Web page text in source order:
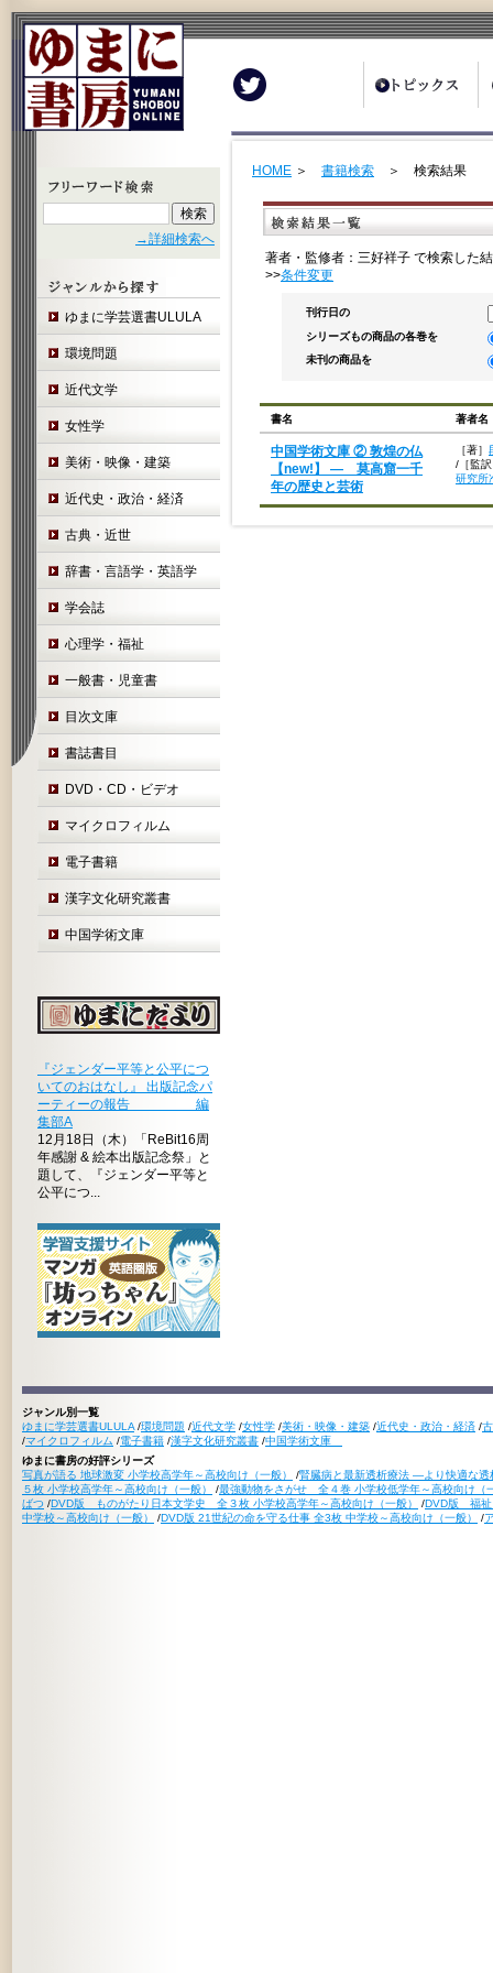
→詳細検索へ
ゆまに学芸選書ULULA
環境問題
近代文学
女性学
美術・映像・建築
近代史・政治・経済
古典・近世
辞書・言語学・英語学
学会誌
心理学・福祉
一般書・児童書
目次文庫
書誌書目
DVD・CD・ビデオ
マイクロフィルム
電子書籍
漢字文化研究叢書
中国学術文庫
『ジェンダー平等と公平につ
いてのおはなし』 出版記念パ
ーティーの報告 編
集部A
12月18日（木）「ReBit16周
年感謝 & 絵本出版記念祭」と
題して、『ジェンダー平等と
公平につ...
HOME ＞ 書籍検索 ＞ 検索結果
著者・監修者：三好祥子 で検索した
>>条件変更
刊行日の
シリーズもの商品の各巻を
未刊の商品を
書名 著者名
中国学術文庫 ② 敦煌の仏
【new!】 ― 莫高窟一千
年の歴史と芸術
［著］
/ ［監
研究所
ジャンル別一覧
ゆまに学芸選書ULULA /環境問題 /近代文学 /女性学 /美術・映像・建築 /近代史・政治・経済 /
/マイクロフィルム /電子書籍 /漢字文化研究叢書 /中国学術文庫
ゆまに書房の好評シリーズ
写真が語る 地球激変 小学校高学年～高校向け（一般）
/腎臓病と最新透析療法 ―より快適な
５枚 小学校高学年～高校向け（一般）
/最強動物をさがせ 全４巻 小学校低学年～高校向け（
ばつ /DVD版 ものがたり日本文学史 全３枚 小学校高学年～高校向け（一般） /DVD版 福祉
中学校～高校向け（一般）
/DVD版 21世紀の命を守る仕事 全3枚 中学校～高校向け（一般） /